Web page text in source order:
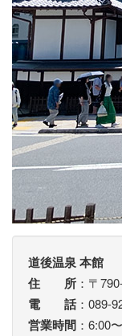
道後温泉 本館
住 所 ：〒
電 話：089-
営業時間 ：6:00